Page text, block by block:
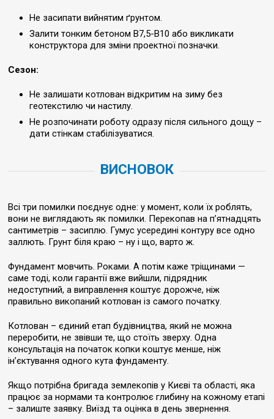
Не засипати вийнятим ґрунтом.
Залити тонким бетоном В7,5-В10 або викликати
конструктора для зміни проектної позначки.
Сезон:
Не залишати котлован відкритим на зиму без
геотекстилю чи настилу.
Не розпочинати роботу одразу після сильного дощу –
дати стінкам стабілізуватися.
ВИСНОВОК
Всі три помилки поєднує одне: у момент, коли їх роблять,
вони не виглядають як помилки. Перекопав на п’ятнадцять
сантиметрів – засиплю. Гумус усередині контуру все одно
заллють. Грунт біля краю – ну і що, варто ж.
Фундамент мовчить. Роками. А потім каже тріщинами —
саме тоді, коли гарантії вже вийшли, підрядник
недоступний, а виправлення коштує дорожче, ніж
правильно викопаний котлован із самого початку.
Котлован – єдиний етап будівництва, який не можна
переробити, не звівши те, що стоїть зверху. Одна
консультація на початок копки коштує менше, ніж
ін’єктування одного кута фундаменту.
Якщо потрібна бригада землекопів у Києві та області, яка
працює за нормами та контролює глибину на кожному етапі
– залиште заявку. Виїзд та оцінка в день звернення.